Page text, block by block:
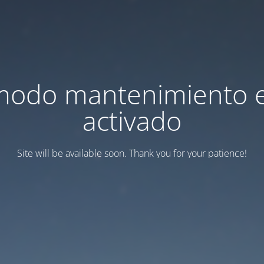
mantenimiento
activado
Site will be available soon. Thank you for your patience!